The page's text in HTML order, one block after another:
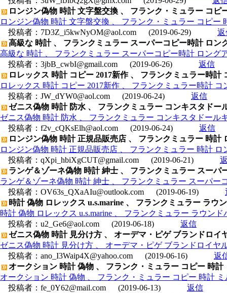
ロンジン偽物 時計 文字盤交換 、 フランク・ミュラー コ
ロンジン偽物 時計 文字盤交換 、 フランク・ミュラー コピー
投稿者： 7D3Z_i5kwNyOM@aol.com (2019-06-29)
返
高級な 時計 、 フランクミュラー スーパーコピー時計 ロン
高級な 時計 、 フランクミュラー スーパーコピー時計 ロング
投稿者： 3jbB_cwbI@gmail.com (2019-06-26)
返信
ロレックス 時計 コピー 2017新作 、 フランクミュラー時
ロレックス 時計 コピー 2017新作 、 フランクミュラー時計
投稿者： JW_dYW0@aol.com (2019-06-24)
返信
ゼニス偽物 時計 防水 、 フランクミュラー コンキスタド
ゼニス偽物 時計 防水 、 フランクミュラー コンキスタドー
投稿者： f2v_cQKsElh@aol.com (2019-06-24)
返信
ロンジン偽物 時計 正規品販売店 、 フランクミュラー 時
ロンジン偽物 時計 正規品販売店 、 フランクミュラー 時計
投稿者： qXpi_hbiXgCUT@gmail.com (2019-06-21)
ランゲ＆ゾーネ偽物 時計 紳士 、 フランクミュラー スー
ランゲ＆ゾーネ偽物 時計 紳士 、 フランクミュラー スーパ
投稿者： OV63s_QXaAIu@outlook.com (2019-06-19)
時計 偽物 ロレックス u.s.marine 、 フランクミュラー ラウ
時計 偽物 ロレックス u.s.marine 、 フランクミュラー ラウン
投稿者： u2_Ge6@aol.com (2019-06-18)
返信
ゼニス偽物 時計 見分け方 、 オーデマ・ピゲ ブランドロイ
ゼニス偽物 時計 見分け方 、 オーデマ・ピゲ ブランドロイヤ
投稿者： ano_I3Waip4X@yahoo.com (2019-06-16)
返
オークション 時計 偽物 、 フランク・ミュラー コピー 時
オークション 時計 偽物 、 フランク・ミュラー コピー 時計
投稿者： fe_0Y62@mail.com (2019-06-13)
返信